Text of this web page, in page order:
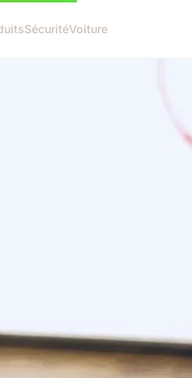
SécuritéVoiture